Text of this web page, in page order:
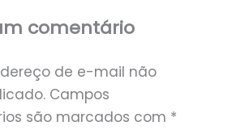
comentário
de e-mail não
Campos
são marcados com *